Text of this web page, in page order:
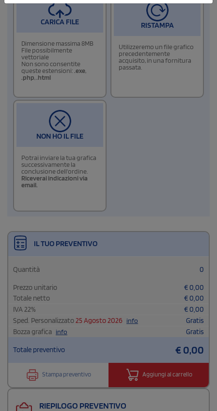
CARICA FILE
Dimensione massima 8MB
File possibilmente
vettoriale
Non sono consentite
queste estensioni: .exe,
.php,.html
RISTAMPA
Utilizzeremo un file grafico
precedentemente
acquisito, in una fornitura
passata.
NON HO IL FILE
Potrai inviare la tua grafica
successivamente la
conclusione dell'ordine.
Riceverai indicazioni via
email.
IL TUO PREVENTIVO
Quantità 0
Prezzo unitario €0,00
Totale netto
€0,00
IVA22% €0,00
Sped. Personalizzato25 Agosto 2026 info
Gratis
Bozza grafica info Gratis
Totale preventivo €0,00
Stampa preventivo Aggiungi al carrello
RIEPILOGO PREVENTIVO